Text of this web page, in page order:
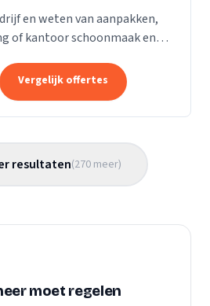
en weten van aanpakken,
of kantoor schoonmaak en
gemaakt moet worden is
Vergelijk offertes
resultaten(270 meer)
moet regelen